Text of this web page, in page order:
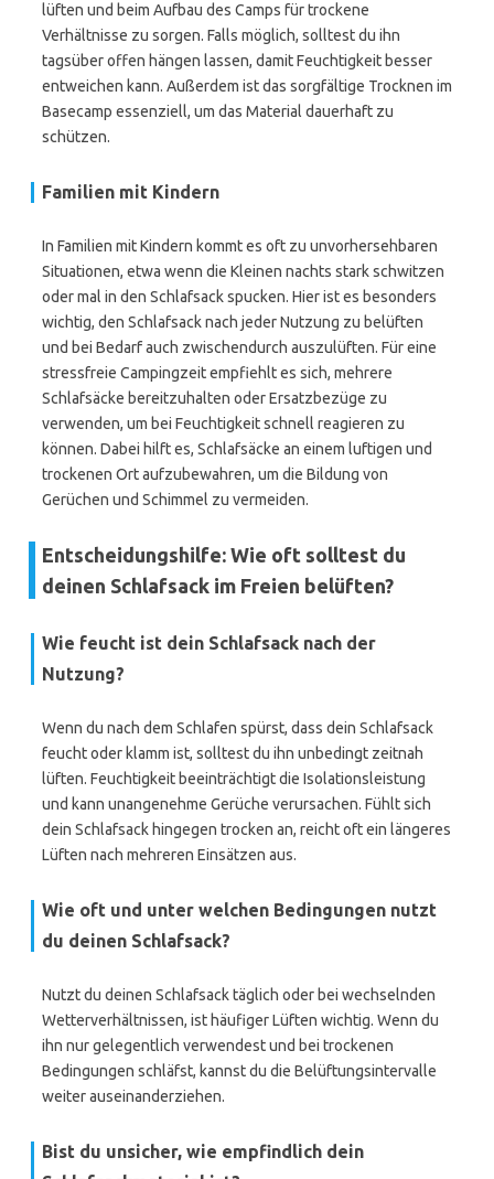
lüften und beim Aufbau des Camps für trockene
Verhältnisse zu sorgen. Falls möglich, solltest du ihn
tagsüber offen hängen lassen, damit Feuchtigkeit besser
entweichen kann. Außerdem ist das sorgfältige Trocknen im
Basecamp essenziell, um das Material dauerhaft zu
schützen.
Familien mit Kindern
In Familien mit Kindern kommt es oft zu unvorhersehbaren
Situationen, etwa wenn die Kleinen nachts stark schwitzen
oder mal in den Schlafsack spucken. Hier ist es besonders
wichtig, den Schlafsack nach jeder Nutzung zu belüften
und bei Bedarf auch zwischendurch auszulüften. Für eine
stressfreie Campingzeit empfiehlt es sich, mehrere
Schlafsäcke bereitzuhalten oder Ersatzbezüge zu
verwenden, um bei Feuchtigkeit schnell reagieren zu
können. Dabei hilft es, Schlafsäcke an einem luftigen und
trockenen Ort aufzubewahren, um die Bildung von
Gerüchen und Schimmel zu vermeiden.
Entscheidungshilfe: Wie oft solltest du
deinen Schlafsack im Freien belüften?
Wie feucht ist dein Schlafsack nach der
Nutzung?
Wenn du nach dem Schlafen spürst, dass dein Schlafsack
feucht oder klamm ist, solltest du ihn unbedingt zeitnah
lüften. Feuchtigkeit beeinträchtigt die Isolationsleistung
und kann unangenehme Gerüche verursachen. Fühlt sich
dein Schlafsack hingegen trocken an, reicht oft ein längeres
Lüften nach mehreren Einsätzen aus.
Wie oft und unter welchen Bedingungen nutzt
du deinen Schlafsack?
Nutzt du deinen Schlafsack täglich oder bei wechselnden
Wetterverhältnissen, ist häufiger Lüften wichtig. Wenn du
ihn nur gelegentlich verwendest und bei trockenen
Bedingungen schläfst, kannst du die Belüftungsintervalle
weiter auseinanderziehen.
Bist du unsicher, wie empfindlich dein